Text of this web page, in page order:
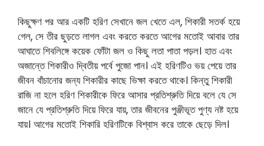
কিছুক্ষণ পর আর একটি হরিণ সেখানে জল খেতে এল, শিকারী সতর্ক হয়ে
গেল, সে তীর ছুড়তে লাগল এবং করতে করতে আগের মতোই আবার তার
আঘাতে শিবলিঙ্গে কয়েক ফোঁটা জল ও কিছু লতা পাতা পড়ল। হাত এবং
অজান্তে শিকারীও দ্বিতীয় পর্বে পুজো পান। এই হরিণটিও ভয় পেয়ে তার
জীবন বাঁচানোর জন্য শিকারীর কাছে ভিক্ষা করতে থাকে। কিন্তু শিকারী
রাজি না হলে হরিণ শিকারীকে ফিরে আসার প্রতিশ্রুতি দিয়ে বলে যে সে
জানে যে প্রতিশ্রুতি দিয়ে ফিরে যায়, তার জীবনের পুঞ্জীভূত পুণ্য নষ্ট হয়ে
যায়। আগের মতোই শিকারি হরিণটিকে বিশ্বাস করে তাকে ছেড়ে দিল।